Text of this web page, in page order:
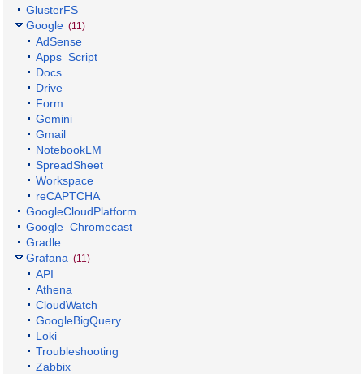
GlusterFS
Google (11)
AdSense
Apps_Script
Docs
Drive
Form
Gemini
Gmail
NotebookLM
SpreadSheet
Workspace
reCAPTCHA
GoogleCloudPlatform
Google_Chromecast
Gradle
Grafana (11)
API
Athena
CloudWatch
GoogleBigQuery
Loki
Troubleshooting
Zabbix